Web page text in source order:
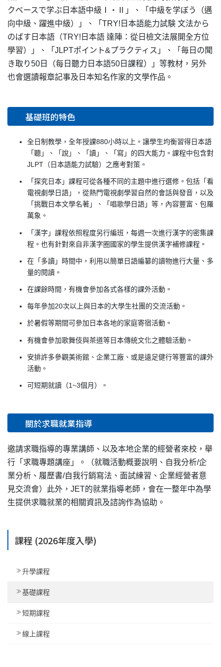
クベースで学ぶ日本語中級Ⅰ・Ⅱ」、「中級を学ぼう（邁
向中級、躍進中級）」、「TRY!日本語能力試験 文法から
のばす日本語（TRY!日本語 達陣：從日檢文法展開全方位
學習）」、「JLPTポイント&プラクティス」、「毎日の聞
き取り50日（每日聽力日本語50日課程）」等教材，另外
也會選讀報章記事及日本知名作家的文學作品。
基礎班的特色
全日制教學，全年授課880小時以上。讓學生均衡習得日本語
「聽」、「說」、「讀」、「寫」的四大能力。課程中包含對
JLPT（日本語能力試驗）之應考對策。
「探究日本」課程可從各種不同的主題中進行選修。包括「看
電視劇學日語」，從熱門電視劇學習自然的會話與發音，以及
「挑戰日本文學名著」、「唱歌學日語」等，內容豐富、包羅
萬象。
「漢字」課程依照程度另行編班，每週一次進行漢字的密集課
程。也有針對來自非漢字圈國家的學生提供漢字補修課程。
在「多讀」時間中，利用以簡單日語編纂的讀物進行大量、多
量的閱讀。
在課餘時間，有機會參加各式各樣的課外活動。
每年參加20次以上與日本的大學生社團的交流活動。
於暑假等期間可參加日本各地的家庭寄宿活動。
有機會參加歌舞伎與茶道等日本傳統文化之體驗活動。
安排許多參觀美術館、企業工廠、或是遠足健行等豐富的課外
活動。
可短期就讀（1~3個月）。
關於求職就業指導
邀請求職指導的專業講師、以及本地企業的經營者來校，舉
行「求職專題講座」。（就職活動概要說明、自我分析/企
業分析、履歷書/自我行銷寫法、面試練習、企業經營者意
見交流會）此外，JET的就業指導老師，會在一整年中為學
生提供求職就業的相關資訊及諮詢作為協助。
課程 (2026年度入學)
升學課程
基礎課程
短期課程
線上課程